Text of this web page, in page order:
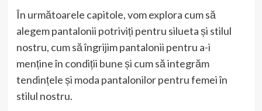
În următoarele capitole, vom explora cum să
alegem pantalonii potriviți pentru silueta și stilul
nostru, cum să îngrijim pantalonii pentru a-i
menține în condiții bune și cum să integrăm
tendințele și moda pantalonilor pentru femei în
stilul nostru.